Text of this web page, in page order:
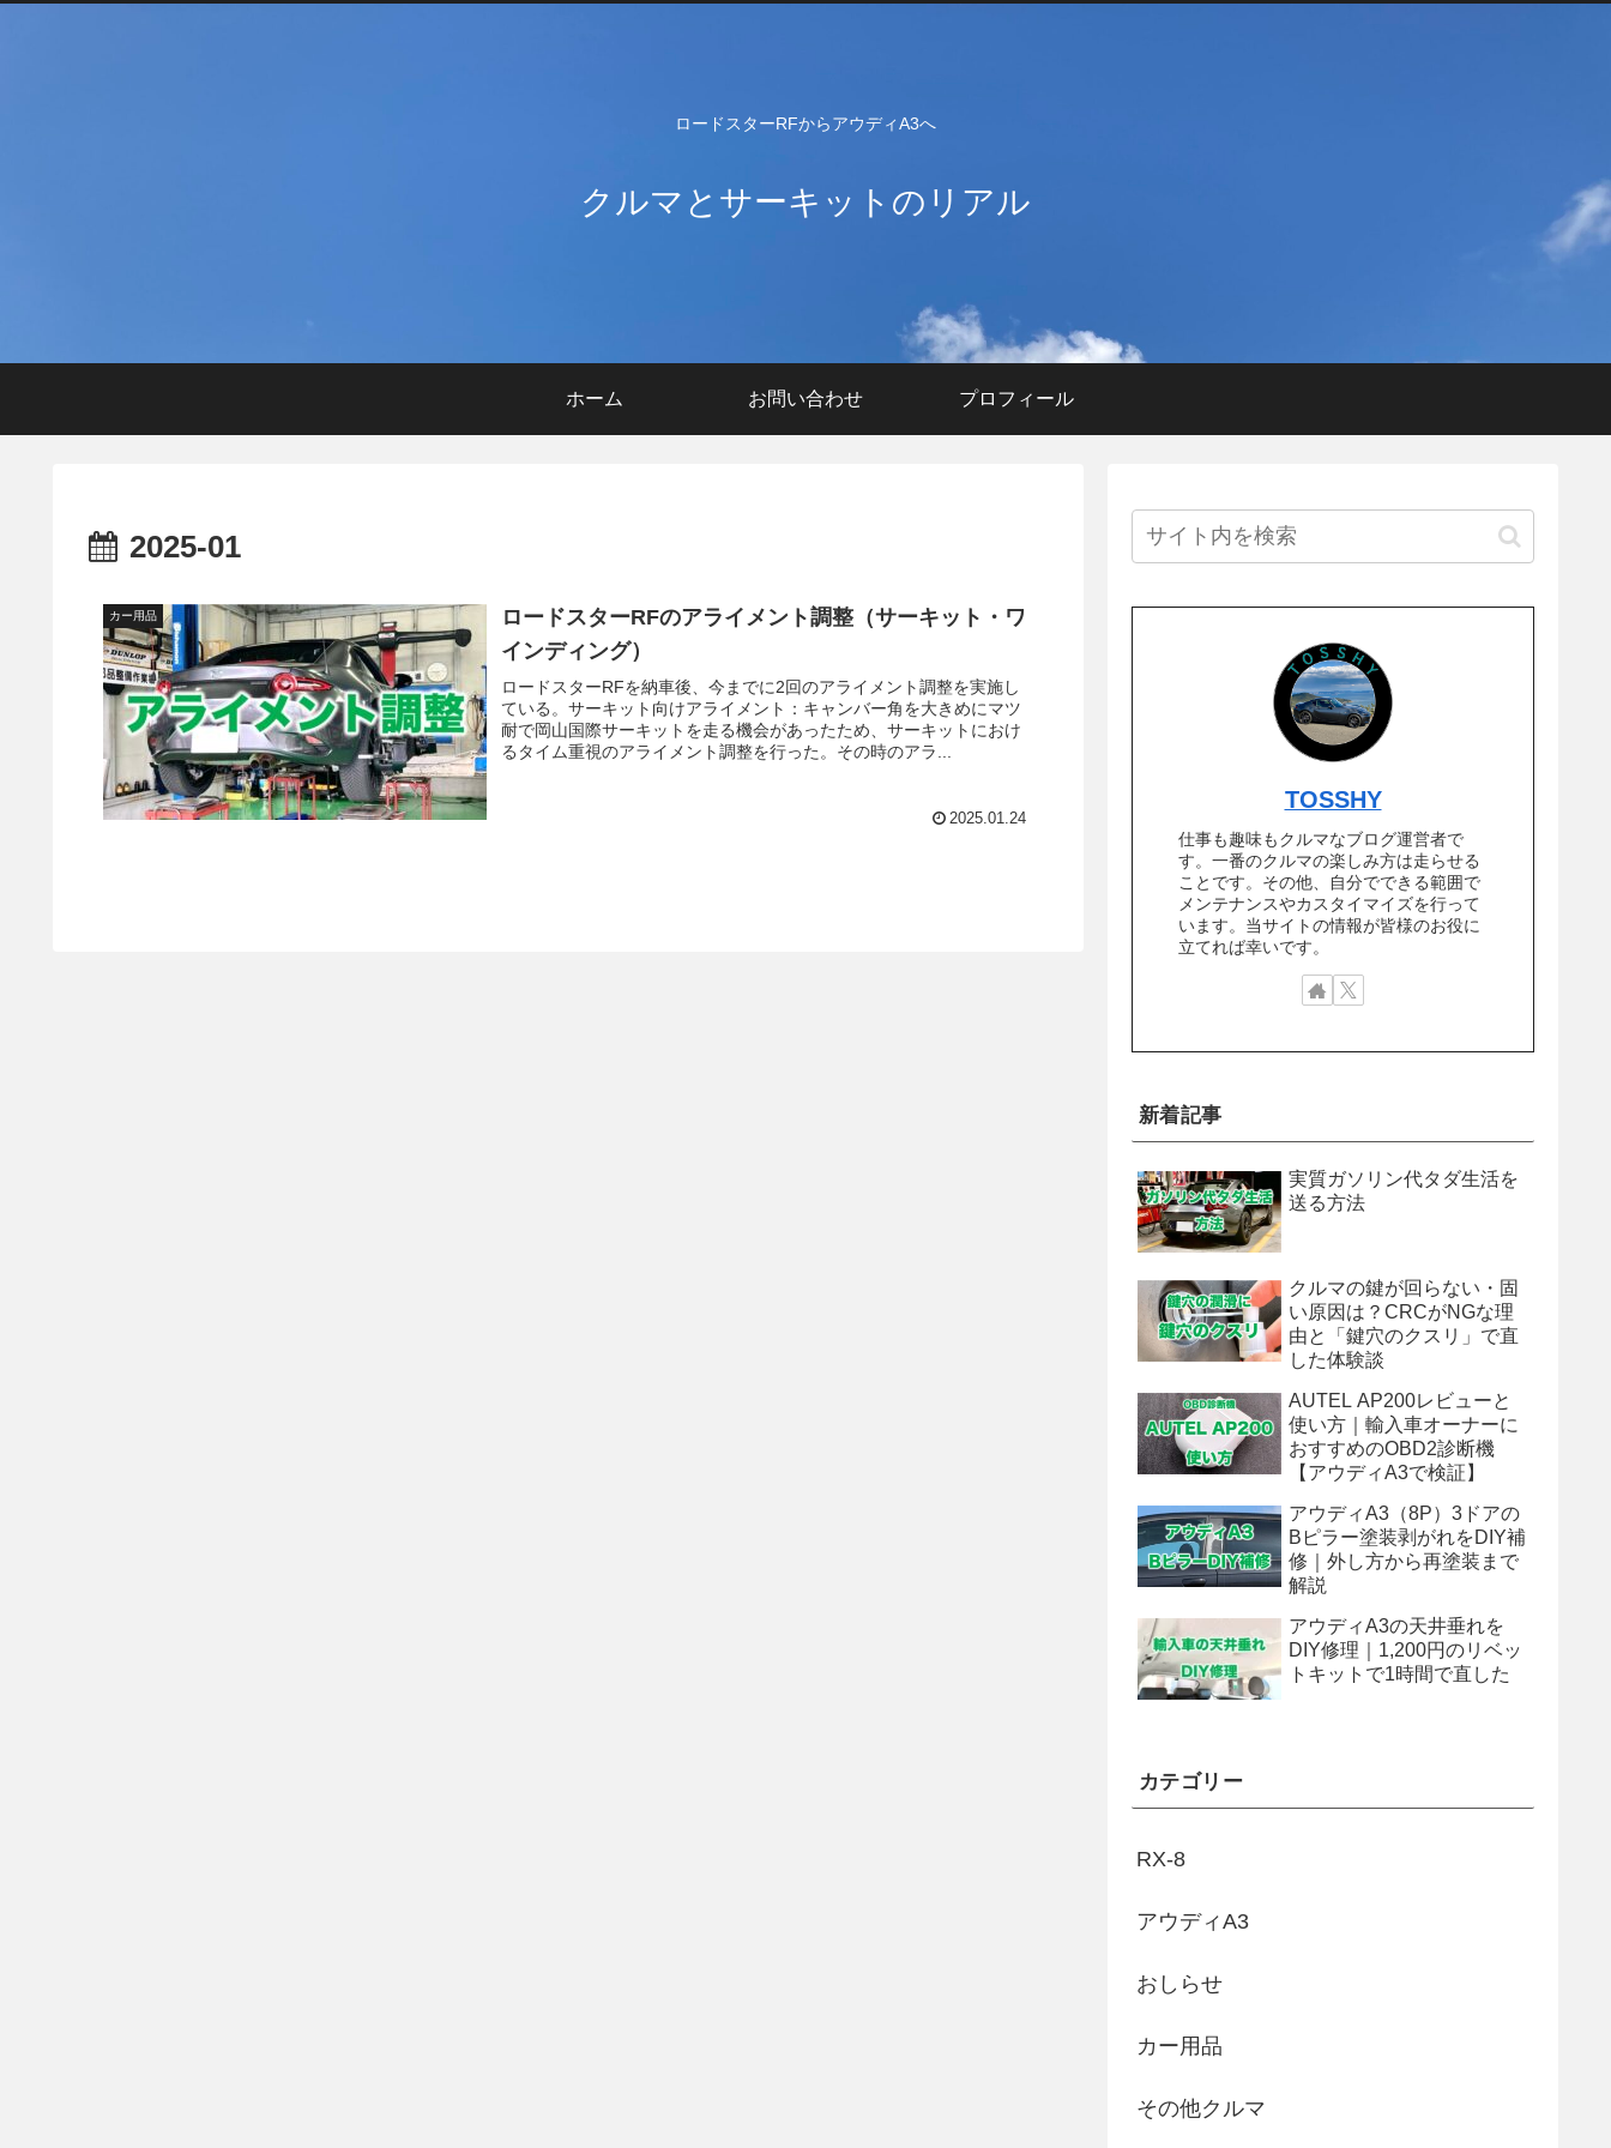
ロードスターRFからアウディA3へ
クルマとサーキットのリアル
ホーム お問い合わせ プロフィール
2025-01
カー用品
ロードスターRFのアライメント調整（サーキット・ワ
インディング）
ロードスターRFを納車後、今までに2回のアライメント調整を実施し
ている。サーキット向けアライメント：キャンバー角を大きめにマツ
耐で岡山国際サーキットを走る機会があったため、サーキットにおけ
るタイム重視のアライメント調整を行った。その時のアラ...
2025.01.24
TOSSHY
仕事も趣味もクルマなブログ運営者で
す。一番のクルマの楽しみ方は走らせる
ことです。その他、自分でできる範囲で
メンテナンスやカスタイマイズを行って
います。当サイトの情報が皆様のお役に
立てれば幸いです。
新着記事
実質ガソリン代タダ生活を
送る方法
クルマの鍵が回らない・固
い原因は？CRCがNGな理
由と「鍵穴のクスリ」で直
した体験談
AUTEL AP200レビューと
使い方｜輸入車オーナーに
おすすめのOBD2診断機
【アウディA3で検証】
アウディA3（8P）3ドアの
Bピラー塗装剥がれをDIY補
修｜外し方から再塗装まで
解説
アウディA3の天井垂れを
DIY修理｜1,200円のリベッ
トキットで1時間で直した
カテゴリー
RX-8
アウディA3
おしらせ
カー用品
その他クルマ